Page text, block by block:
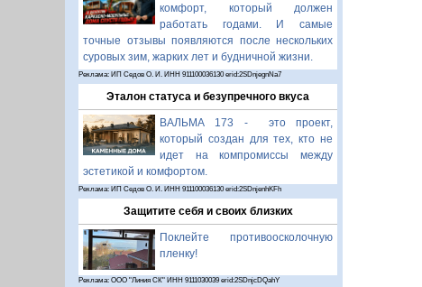
комфорт, который должен
работать годами. И самые
точные отзывы появляются после нескольких
суровых зим, жарких лет и будничной жизни.
Реклама: ИП Седов О. И. ИНН 911100036130 erid:2SDnjegnNa7
Эталон статуса и безупречного вкуса
ВАЛЬМА 173 - это проект,
который создан для тех, кто не
идет на компромиссы между
эстетикой и комфортом.
Реклама: ИП Седов О. И. ИНН 911100036130 erid:2SDnjenhKFh
Защитите себя и своих близких
Поклейте противоосколочную
пленку!
Реклама: ООО "Линия СК" ИНН 9111030039 erid:2SDnjcDQahY